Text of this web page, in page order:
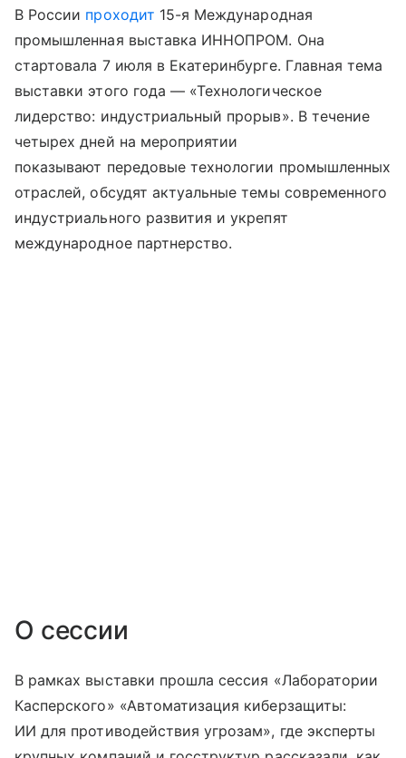
В России проходит 15-я Международная
промышленная выставка ИННОПРОМ. Она
стартовала 7 июля в Екатеринбурге. Главная тема
выставки этого года — «Технологическое
лидерство: индустриальный прорыв». В течение
четырех дней на мероприятии
показывают передовые технологии промышленных
отраслей, обсудят актуальные темы современного
индустриального развития и укрепят
международное партнерство.
О сессии
В рамках выставки прошла сессия «Лаборатории
Касперского» «Автоматизация киберзащиты:
ИИ для противодействия угрозам», где эксперты